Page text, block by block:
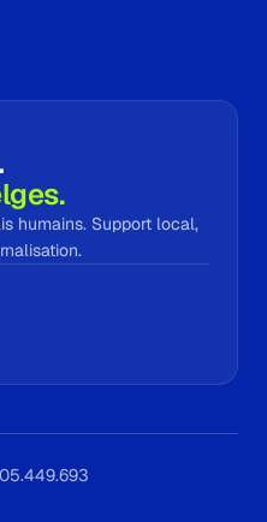
humains. Support local,